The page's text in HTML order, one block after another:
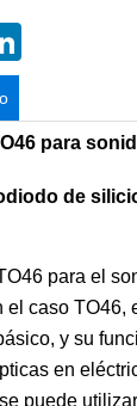
para
de
para el
el caso TO46,
y su
en
puede